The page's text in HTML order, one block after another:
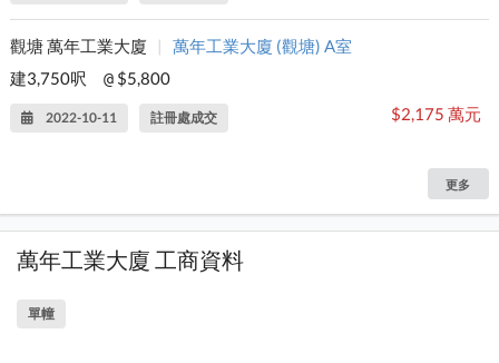
觀塘 萬年工業大廈 |
萬年工業大廈 (觀塘) A室
建3,750呎
@ $5,800
2022-10-11 註冊處成交 $2,175 萬元
更多
萬年工業大廈 工商資料
單幢